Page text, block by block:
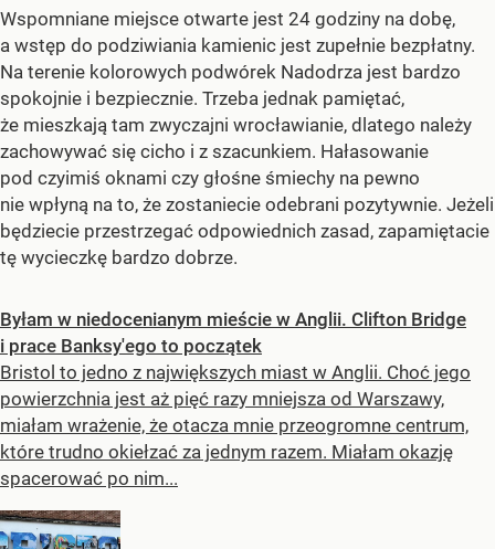
Wspomniane miejsce otwarte jest 24 godziny na dobę,
a wstęp do podziwiania kamienic jest zupełnie bezpłatny.
Na terenie kolorowych podwórek Nadodrza jest bardzo
spokojnie i bezpiecznie. Trzeba jednak pamiętać,
że mieszkają tam zwyczajni wrocławianie, dlatego należy
zachowywać się cicho i z szacunkiem. Hałasowanie
pod czyimiś oknami czy głośne śmiechy na pewno
nie wpłyną na to, że zostaniecie odebrani pozytywnie. Jeżeli
będziecie przestrzegać odpowiednich zasad, zapamiętacie
tę wycieczkę bardzo dobrze.
Byłam w niedocenianym mieście w Anglii. Clifton Bridge
i prace Banksy'ego to początek
Bristol to jedno z największych miast w Anglii. Choć jego
powierzchnia jest aż pięć razy mniejsza od Warszawy,
miałam wrażenie, że otacza mnie przeogromne centrum,
które trudno okiełzać za jednym razem. Miałam okazję
spacerować po nim...